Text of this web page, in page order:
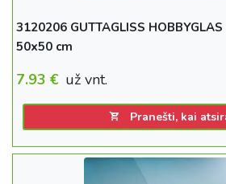
3120206 GUTTAGLISS
50x50 cm
7.93 € už vnt.
Pranešti, kai